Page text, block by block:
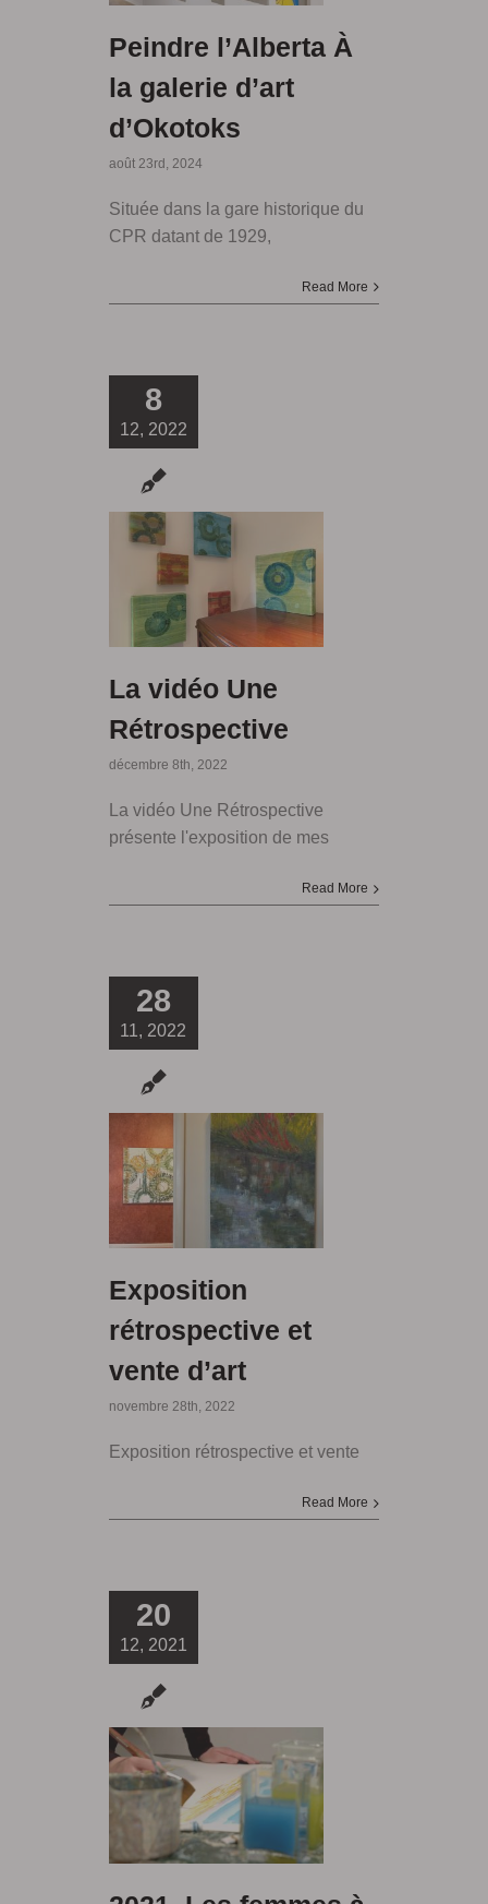
Peindre l’Alberta À
la galerie d’art
d’Okotoks
août 23rd, 2024
Située dans la gare historique du
CPR datant de 1929,
Read More
8
12, 2022
La vidéo Une
Rétrospective
décembre 8th, 2022
La vidéo Une Rétrospective
présente l'exposition de mes
Read More
28
11, 2022
Exposition
rétrospective et
vente d’art
novembre 28th, 2022
Exposition rétrospective et vente
Read More
20
12, 2021